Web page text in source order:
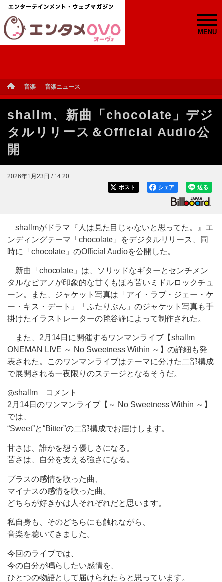
MENU
音楽 音楽ニュース
shallm、新曲「chocolate」デジ
タルリリース＆Official Audio公
開
2026年1月23日 / 14:20
送る
シェア
ポスト
shallmがドラマ『人は見た目じゃないと思ってた。』エ
ンディングテーマ「chocolate」をデジタルリリース、同
時に「chocolate」のOfficial Audioを公開した。
新曲「chocolate」は、ソリッドなギターとセンチメン
タルなピアノが印象的な甘くもほろ苦いミドルロックチュ
ーン。また、ジャケット写真は「アイ・ラブ・ジェー・ケ
ー・キス・デート」「ふたりぶん」のジャケット写真も手
掛けたイラストレーターの毬谷静によって制作された。
また、2月14日に開催するワンマンライブ【shallm
ONEMAN LIVE ～ No Sweetness Within ～】の詳細も発
表された。このワンマンライブはテーマに分けた二部構成
で展開される一夜限りのステージとなるそうだ。
◎shallm コメント
2月14日のワンマンライブ【～ No Sweetness Within ～】
では、
“Sweet”と“Bitter”の二部構成でお届けします。
甘さは、誰かを想う優しさになる。
苦さは、自分を支える強さになる。
プラスの感情を歌った曲、
マイナスの感情を歌った曲。
どちらが好きかは人それぞれだと思います。
私自身も、そのどちらにも触れながら、
音楽を聴いてきました。
今回のライブでは、
今の自分が鳴らしたい感情を、
ひとつの物語として届けられたらと思っています。